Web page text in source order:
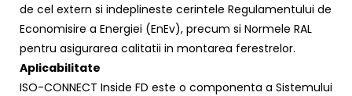
de cel extern si indeplineste cerintele Regulamentului de
Economisire a Energiei (EnEv), precum si Normele RAL
pentru asigurarea calitatii in montarea ferestrelor.
Aplicabilitate
ISO-CONNECT Inside FD este o componenta a Sistemului